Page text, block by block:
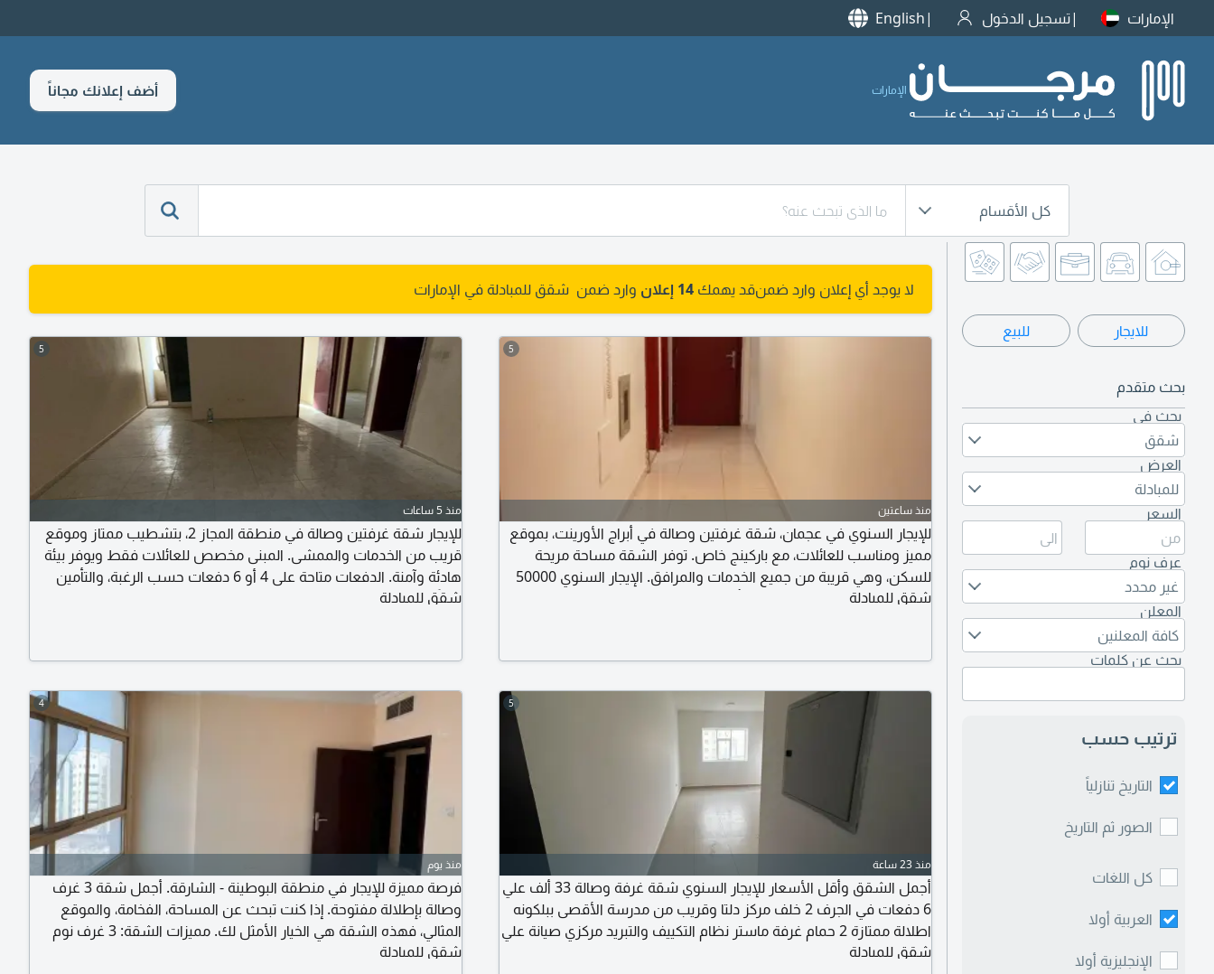
الإمارات تسجيل الدخول English
الإمارات أضف إعلانك مجاناً
كل الأقسام
للايجار للبيع
بحث متقدم
بحث في
شقق
العرض
للمبادلة
السعر
عرف نوم
غير محدد
المعلن
كافة المعلنين
بحث عن كلمات
ترتيب حسب
التاريخ تنازلياً
الصور ثم التاريخ
كل اللغات
العربية أولا
الإنجليزية أولا
لا يوجد أي إعلان وارد ضمنقد يهمك 14 إعلان وارد ضمن شقق للمبادلة في الإمارات
5
منذ ساعتين
للإيجار السنوي في عجمان، شقة غرفتين وصالة في أبراج الأورينت، بموقع
مميز ومناسب للعائلات، مع باركينج خاص. توفر الشقة مساحة مريحة
للسكن، وهي قريبة من جميع الخدمات والمرافق. الإيجار السنوي 50000
شقق للمبادلة
5
منذ 5 ساعات
للإيجار شقة غرفتين وصالة في منطقة المجاز 2، بتشطيب ممتاز وموقع
قريب من الخدمات والممشى. المبنى مخصص للعائلات فقط ويوفر بيئة
هادئة وآمنة. الدفعات متاحة على 4 أو 6 دفعات حسب الرغبة، والتأمين
شقق للمبادلة
5
منذ 23 ساعة
أجمل الشقق وأقل الأسعار للإيجار السنوي شقة غرفة وصالة 33 ألف علي
6 دفعات في الجرف 2 خلف مركز دلتا وقريب من مدرسة الأقصى ببلكونه
اطلالة ممتازة 2 حمام غرفة ماستر نظام التكييف والتبريد مركزي صيانة علي
المالك موقع مميز وحيوي بجوار جميع الخدمات سهل المخرج للشارقه
شقق للمبادلة
4
منذ يوم
فرصة مميزة للإيجار في منطقة البوطينة - الشارقة. أجمل شقة 3 غرف
وصالة بإطلالة مفتوحة. إذا كنت تبحث عن المساحة، الفخامة، والموقع
المثالي، فهذه الشقة هي الخيار الأمثل لك. مميزات الشقة: 3 غرف نوم
واسعة. صالة كبيرة بإطلالة مفتوحة تمنحك الراحة والإضاءة الطبيعية.
شقق للمبادلة